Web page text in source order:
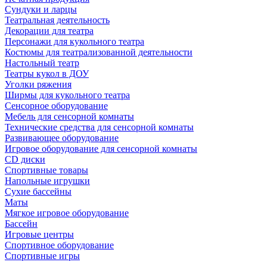
Сундуки и ларцы
Театральная деятельность
Декорации для театра
Персонажи для кукольного театра
Костюмы для театрализованной деятельности
Настольный театр
Театры кукол в ДОУ
Уголки ряжения
Ширмы для кукольного театра
Сенсорное оборудование
Мебель для сенсорной комнаты
Технические средства для сенсорной комнаты
Развивающее оборудование
Игровое оборудование для сенсорной комнаты
CD диски
Спортивные товары
Напольные игрушки
Сухие бассейны
Маты
Мягкое игровое оборудование
Бассейн
Игровые центры
Спортивное оборудование
Спортивные игры